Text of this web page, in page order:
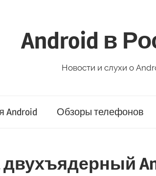
Android в
Новости и слухи о
Android Обзоры телефонов
двухъядерный